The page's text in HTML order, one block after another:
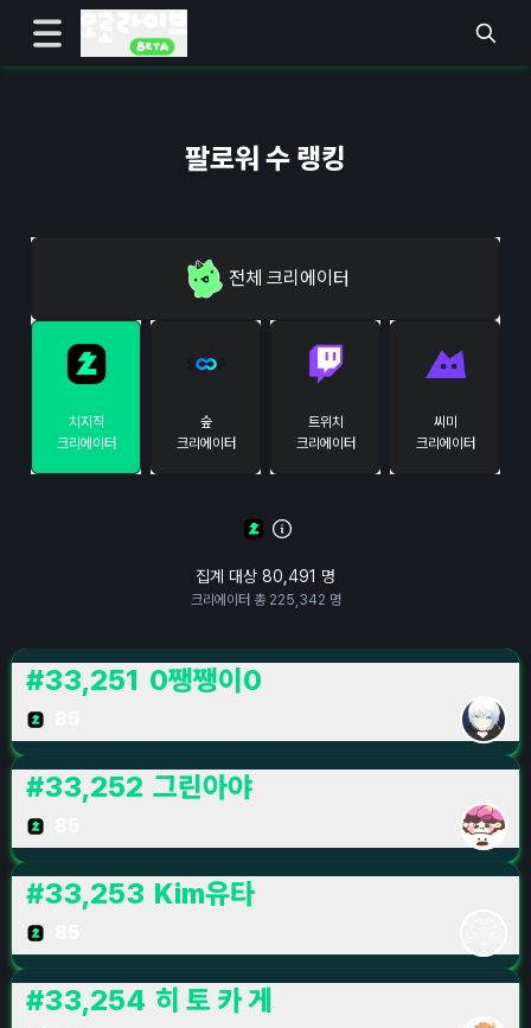
팔로워 수 랭킹
전체 크리에이터
치지직
크리에이터
숲
크리에이터
트위치
크리에이터
씨미
크리에이터
집계 대상 80,491 명
크리에이터 총 225,342 명
#33,251 0쨍쨍이0
#33,252 그린아야
#33,253 Kim유타
#33,254 히 토 카 게